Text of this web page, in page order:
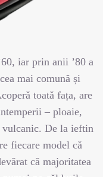
iar prin anii ’80 a
mai comună și
toată fața, are
– ploaie,
De la ieftin
fiecare model că
că majoritatea